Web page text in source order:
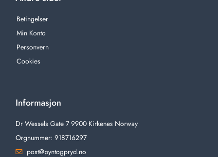
Betingelser
Min Konto
Personvern
Cookies
Informasjon
Dr Wessels Gate 7 9900 Kirkenes Norway
Orgnummer: 918716297
post@pyntogpryd.no